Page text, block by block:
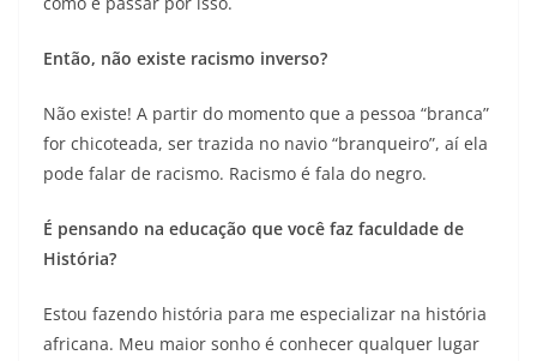
Então, não existe racismo inverso?
Não existe! A partir do momento que a pessoa “branca”
for chicoteada, ser trazida no navio “branqueiro”, aí ela
pode falar de racismo. Racismo é fala do negro.
É pensando na educação que você faz faculdade de
História?
Estou fazendo história para me especializar na história
africana. Meu maior sonho é conhecer qualquer lugar